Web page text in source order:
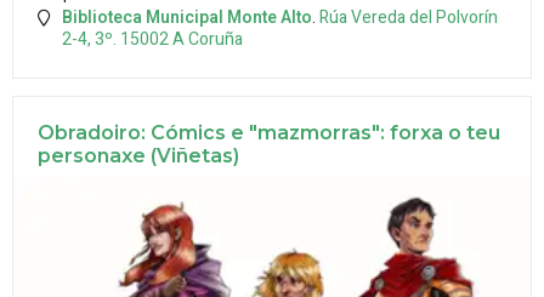
Biblioteca Municipal Monte Alto.Rúa Vereda del Polvorín
2-4, 3º. 15002A Coruña
Obradoiro: Cómics e "mazmorras": forxa o teu
personaxe (Viñetas)